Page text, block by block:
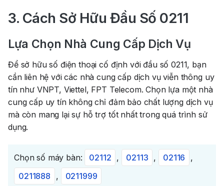
3. Cách Sở Hữu Đầu Số 0211
Lựa Chọn Nhà Cung Cấp Dịch Vụ
Để sở hữu số điện thoại cố định với đầu số 0211, bạn
cần liên hệ với các nhà cung cấp dịch vụ viễn thông uy
tín như VNPT, Viettel, FPT Telecom. Chọn lựa một nhà
cung cấp uy tín không chỉ đảm bảo chất lượng dịch vụ
mà còn mang lại sự hỗ trợ tốt nhất trong quá trình sử
dụng.
Chọn số máy bàn: 02112 , 02113 , 02116
,
0211888
, 0211999